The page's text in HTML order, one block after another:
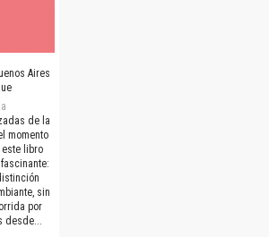
Aires
de la
momento
este libro
sin
por